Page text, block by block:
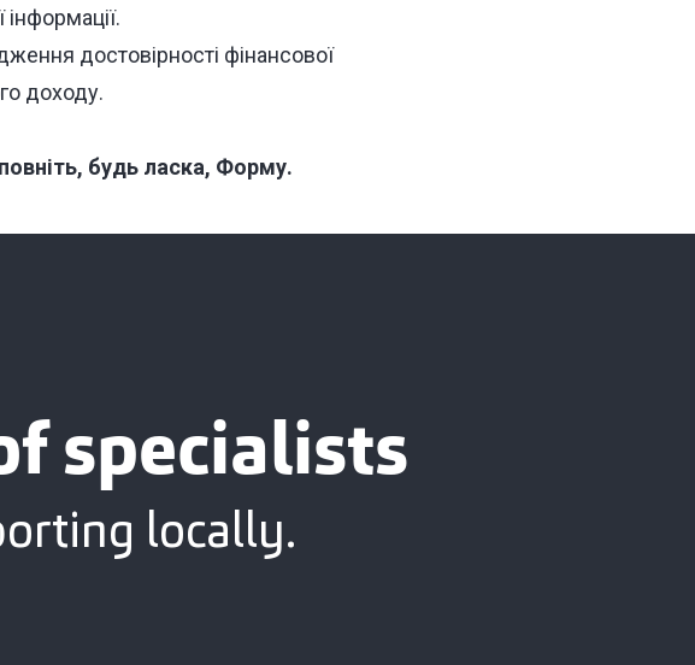
інформації.
достовірності фінансової
доходу.
будь ласка, Форму.
specialists
locally.